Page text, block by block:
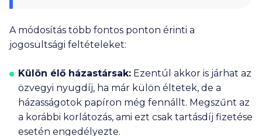
A módosítás több fontos ponton érinti a
jogosultsági feltételeket:
Külön élő házastársak: Ezentúl akkor is járhat az
özvegyi nyugdíj, ha már külön éltetek, de a
házasságotok papíron még fennállt. Megszűnt az
a korábbi korlátozás, ami ezt csak tartásdíj fizetése
esetén engedélyezte.